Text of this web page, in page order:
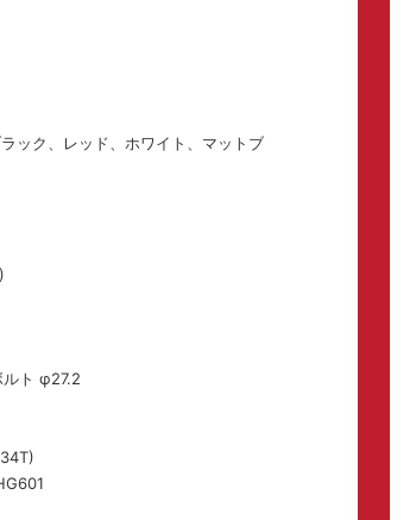
ック、レッド、ホワイト、マットブ
ルト φ27.2